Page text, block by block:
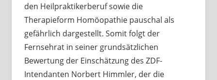
den Heilpraktikerberuf sowie die
Therapieform Homöopathie pauschal als
gefährlich dargestellt. Somit folgt der
Fernsehrat in seiner grundsätzlichen
Bewertung der Einschätzung des ZDF-
Intendanten Norbert Himmler, der die